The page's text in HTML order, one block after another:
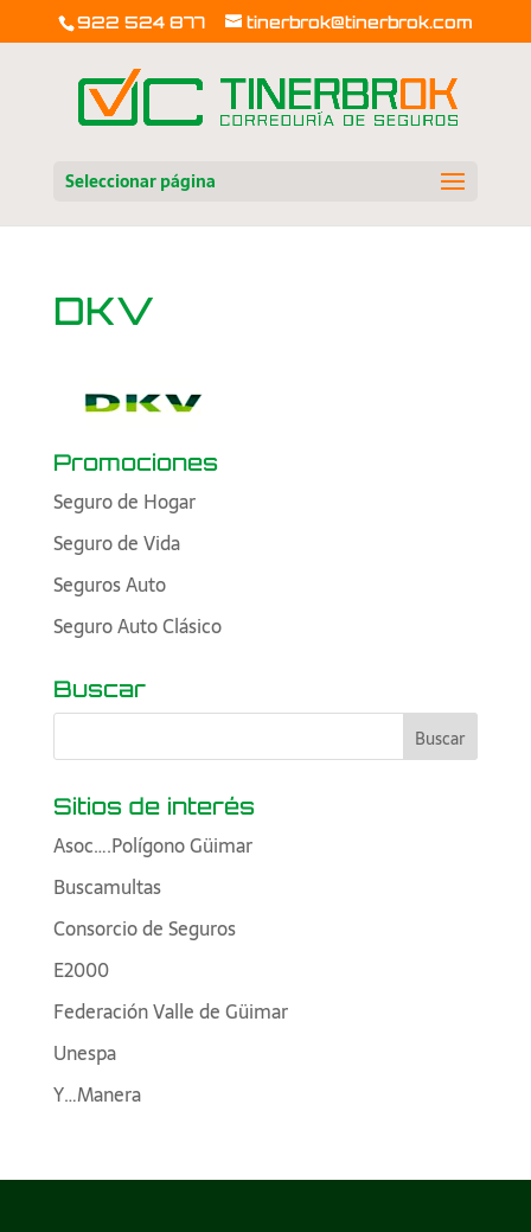
922 524 877 tinerbrok@tinerbrok.com
Seleccionar página
DKV
Promociones
Seguro de Hogar
Seguro de Vida
Seguros Auto
Seguro Auto Clásico
Buscar
Sitios de interés
Asoc….Polígono Güimar
Buscamultas
Consorcio de Seguros
E2000
Federación Valle de Güimar
Unespa
Y…Manera